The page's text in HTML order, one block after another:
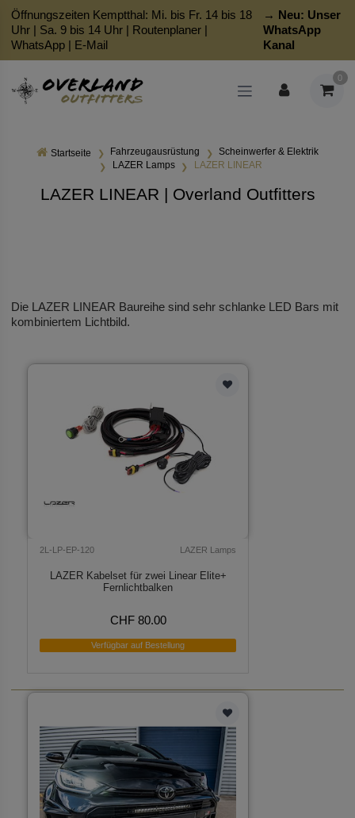
Öffnungszeiten Kemptthal: Mi. bis Fr. 14 bis 18
Uhr | Sa. 9 bis 14 Uhr | Routenplaner |
WhatsApp | E-Mail
→ Neu: Unser
WhatsApp
Kanal
0
Startseite Fahrzeugausrüstung
Scheinwerfer & Elektrik
LAZER Lamps
LAZER LINEAR
LAZER LINEAR | Overland Outfitters
Die LAZER LINEAR Baureihe sind sehr schlanke LED Bars mit
kombiniertem Lichtbild.
2L-LP-EP-120 LAZER Lamps
LAZER Kabelset für zwei Linear Elite+
Fernlichtbalken
CHF 80.00
Verfügbar auf Bestellung